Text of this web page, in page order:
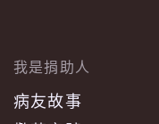
我是捐助人
病友故事